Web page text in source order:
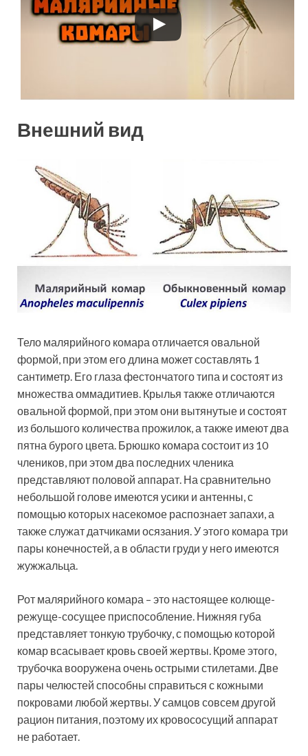
Внешний вид
Тело малярийного комара отличается овальной
формой, при этом его длина может составлять 1
сантиметр. Его глаза фестончатого типа и состоят из
множества оммадитиев. Крылья также отличаются
овальной формой, при этом они вытянутые и состоят
из большого количества прожилок, а также имеют два
пятна бурого цвета. Брюшко комара состоит из 10
члеников, при этом два последних членика
представляют половой аппарат. На сравнительно
небольшой голове имеются усики и антенны, с
помощью которых насекомое распознает запахи, а
также служат датчиками осязания. У этого комара три
пары конечностей, а в области груди у него имеются
жужжальца.
Рот малярийного комара – это настоящее колюще-
режуще-сосущее приспособление. Нижняя губа
представляет тонкую трубочку, с помощью которой
комар всасывает кровь своей жертвы. Кроме этого,
трубочка вооружена очень острыми стилетами. Две
пары челюстей способны справиться с кожными
покровами любой жертвы. У самцов совсем другой
рацион питания, поэтому их кровососущий аппарат
не работает.